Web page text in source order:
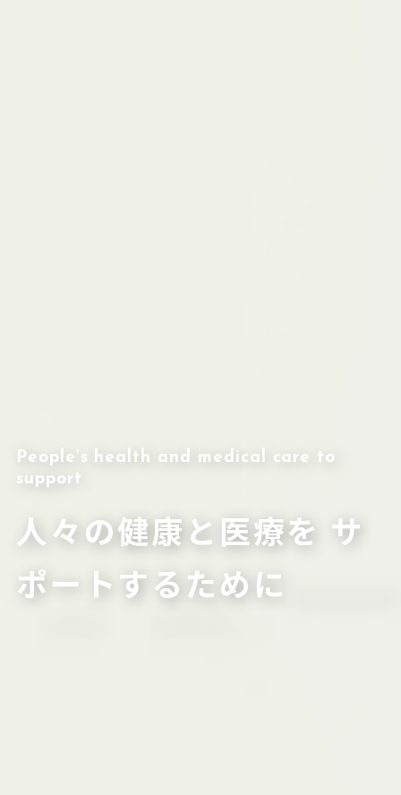
People’s health and medical care to
support
人々の健康と医療を サ
ポートするために